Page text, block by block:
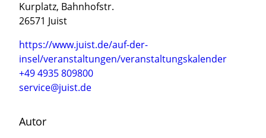
Kurplatz, Bahnhofstr.
26571 Juist
https://www.juist.de/auf-der-
insel/veranstaltungen/veranstaltungskalender
+49 4935 809800
service@juist.de
Autor